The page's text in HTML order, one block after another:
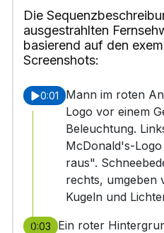
Die
ausgestrahlten
basierend auf den
Screenshots:
0:01
Mann im roten
Logo vor einem
Beleuchtung.
McDonald's-
raus".
rechts, umgeben
Kugeln und
0:03
Ein roter